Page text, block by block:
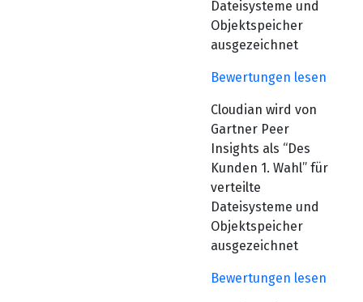
Dateisysteme und
Objektspeicher
ausgezeichnet
Bewertungen lesen
Cloudian wird von
Gartner Peer
Insights als “Des
Kunden 1. Wahl” für
verteilte
Dateisysteme und
Objektspeicher
ausgezeichnet
Bewertungen lesen